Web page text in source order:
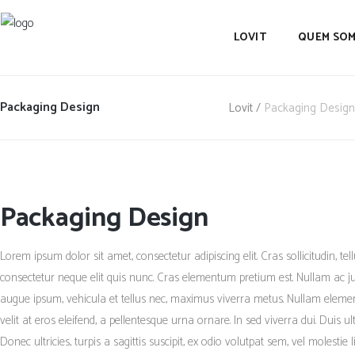
LOVIT QUEM
Packaging Design Lovit/ Packaging Design
Packaging Design
Lorem ipsum dolor sit amet, consectetur adipiscing elit. Cras sollicitudin,
consectetur neque elit quis nunc. Cras elementum pretium est. Nullam ac
augue ipsum, vehicula et tellus nec, maximus viverra metus. Nullam
velit at eros eleifend, a pellentesque urna ornare. In sed viverra dui. Duis
Donec ultricies, turpis a sagittis suscipit, ex odio volutpat sem, vel